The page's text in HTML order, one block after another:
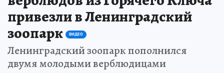
привезли в Ленинградский
зоопарк
ВИДЕО
Ленинградский зоопарк пополнился
двумя молодыми верблюдицами